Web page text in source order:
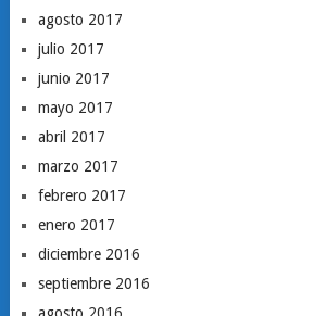
agosto 2017
julio 2017
junio 2017
mayo 2017
abril 2017
marzo 2017
febrero 2017
enero 2017
diciembre 2016
septiembre 2016